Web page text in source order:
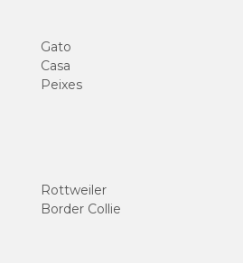
Gato
Casa
Peixes
Rottweiler
Border Collie